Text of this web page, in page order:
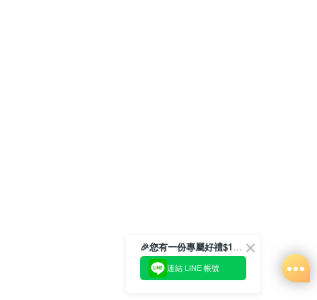
🎉您有一份專屬好禮$100正等著您🎁
連結 LINE 帳號